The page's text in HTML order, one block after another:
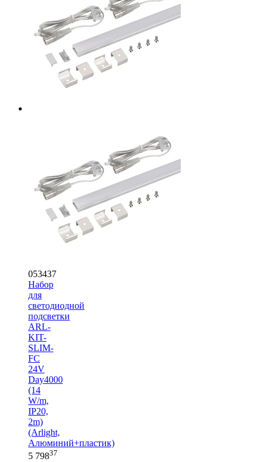
053437
Набор
для
светодиодной
подсветки
ARL-
KIT-
SLIM-
FC
24V
Day4000
(14
W/m,
IP20,
2m)
(Arlight,
Алюминий+пластик)
5 79837